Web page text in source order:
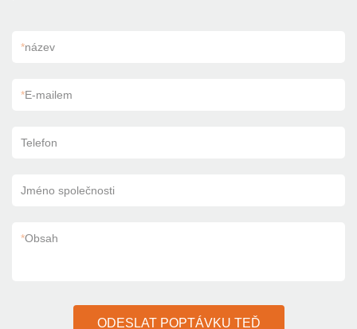
*název
*E-mailem
Telefon
Jméno společnosti
*Obsah
ODESLAT POPTÁVKU TEĎ